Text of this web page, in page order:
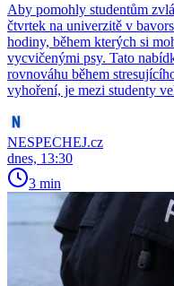
Aby pomohly studentům
čtvrtek na univerzitě v
hodiny, během kterých si
vycvičenými psy. Tato
rovnováhu během
vyhoření, je mezi studenty
NESPECHEJ.cz
dnes, 13:30
3 min